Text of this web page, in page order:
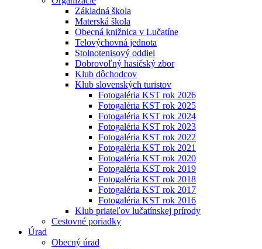
Základná škola
Materská škola
Obecná knižnica v Lučatíne
Telovýchovná jednota
Stolnotenisový oddiel
Dobrovoľný hasičský zbor
Klub dôchodcov
Klub slovenských turistov
Fotogaléria KST rok 2026
Fotogaléria KST rok 2025
Fotogaléria KST rok 2024
Fotogaléria KST rok 2023
Fotogaléria KST rok 2022
Fotogaléria KST rok 2021
Fotogaléria KST rok 2020
Fotogaléria KST rok 2019
Fotogaléria KST rok 2018
Fotogaléria KST rok 2017
Fotogaléria KST rok 2016
Klub priateľov lučatínskej prírody
Cestovné poriadky
Úrad
Obecný úrad